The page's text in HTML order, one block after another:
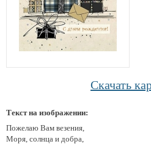
Скачать
Текст на изображении:
Пожелаю Вам везения,
Моря, солнца и добра,